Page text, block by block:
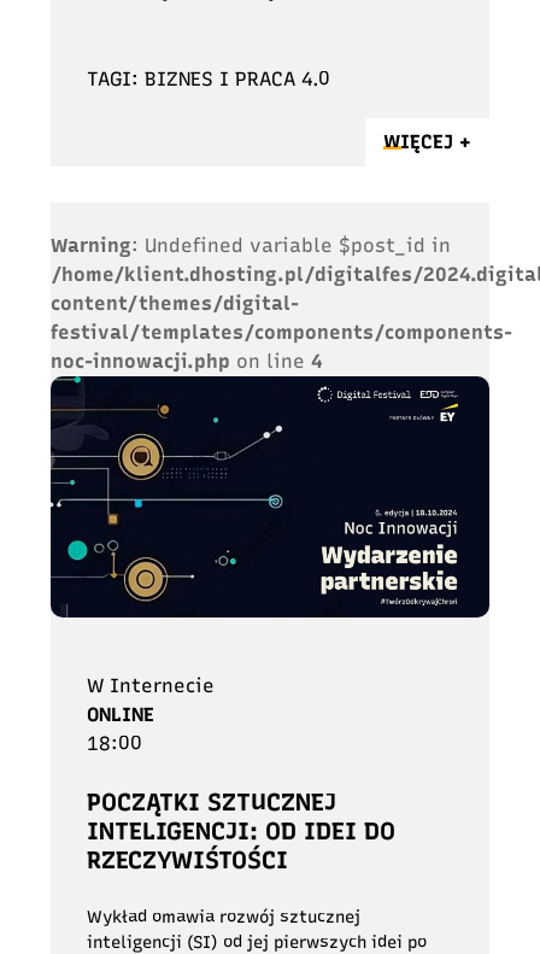
TAGI: BIZNES I PRACA 4.0
WIĘCEJ +
Warning: Undefined variable $post_id in
/home/klient.dhosting.pl/digitalfes/
content/themes/digital-
festival/templates/components/components-
noc-innowacji.php on line 4
W Internecie
ONLINE
18:00
POCZĄTKI SZTUCZNEJ
INTELIGENCJI: OD IDEI DO
RZECZYWIŚTOŚCI
Wykład omawia rozwój sztucznej
inteligencji (SI) od jej pierwszych idei po